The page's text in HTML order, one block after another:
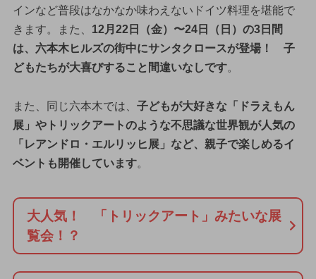
インなど普段はなかなか味わえないドイツ料理を堪能で
きます。また、 12月22日（金）〜24日（日）の3日間
は、六本木ヒルズの街中にサンタクロースが登場！ 子
どもたちが大喜びすること間違いなしです。
また、同じ六本木では、 子どもが大好きな「ドラえもん
展」やトリックアートのような不思議な世界観が人気の
「レアンドロ・エルリッヒ展」など、親子で楽しめるイ
ベントも開催しています。
大人気！ 「トリックアート」みたいな展
覧会！？